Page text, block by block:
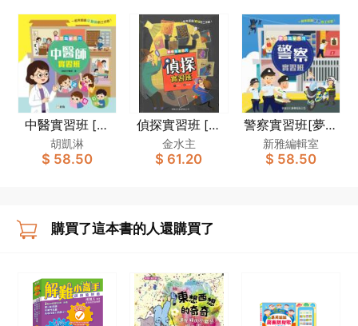
中醫實習班 [夢
想職業系列]
胡凱淋
$ 58.50
偵探實習班 [夢
想職業系列]
金水主
$ 61.20
警察實習班[夢想
職業系列]
新雅編輯室
$ 58.50
購買了這本書的人還購買了